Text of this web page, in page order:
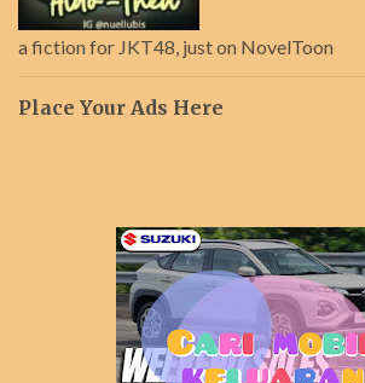
a fiction for JKT48, just on NovelToon
Place Your Ads Here